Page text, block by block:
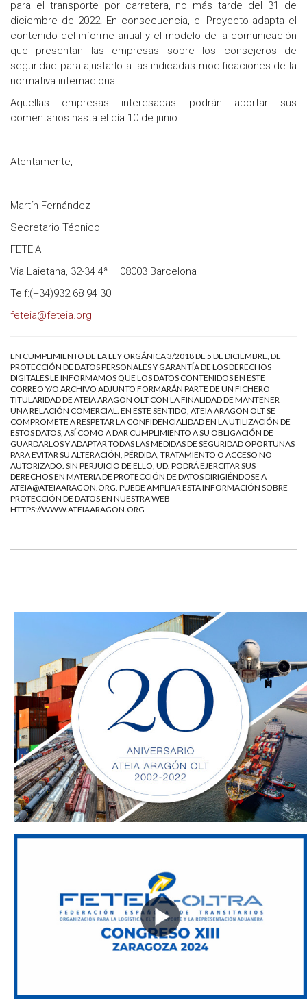
para el transporte por carretera, no más tarde del 31 de
diciembre de 2022. En consecuencia, el Proyecto adapta el
contenido del informe anual y el modelo de la comunicación
que presentan las empresas sobre los consejeros de
seguridad para ajustarlo a las indicadas modificaciones de la
normativa internacional.
Aquellas empresas interesadas podrán aportar sus
comentarios hasta el día 10 de junio.
Atentamente,
Martín Fernández
Secretario Técnico
FETEIA
Via Laietana, 32-34 4ª – 08003 Barcelona
Telf:(+34)932 68 94 30
feteia@feteia.org
EN CUMPLIMIENTO DE LA LEY ORGÁNICA 3/2018 DE 5 DE DICIEMBRE, DE
PROTECCIÓN DE DATOS PERSONALES Y GARANTÍA DE LOS DERECHOS
DIGITALES LE INFORMAMOS QUE LOS DATOS CONTENIDOS EN ESTE
CORREO Y/O ARCHIVO ADJUNTO FORMARÁN PARTE DE UN FICHERO
TITULARIDAD DE ATEIA ARAGON OLT CON LA FINALIDAD DE MANTENER
UNA RELACIÓN COMERCIAL. EN ESTE SENTIDO, ATEIA ARAGON OLT SE
COMPROMETE A RESPETAR LA CONFIDENCIALIDAD EN LA UTILIZACIÓN DE
ESTOS DATOS, ASÍ COMO A DAR CUMPLIMIENTO A SU OBLIGACIÓN DE
GUARDARLOS Y ADAPTAR TODAS LAS MEDIDAS DE SEGURIDAD OPORTUNAS
PARA EVITAR SU ALTERACIÓN, PÉRDIDA, TRATAMIENTO O ACCESO NO
AUTORIZADO. SIN PERJUICIO DE ELLO, UD. PODRÁ EJERCITAR SUS
DERECHOS EN MATERIA DE PROTECCIÓN DE DATOS DIRIGIÉNDOSE A
ATEIA@ATEIAARAGON.ORG. PUEDE AMPLIAR ESTA INFORMACIÓN SOBRE
PROTECCIÓN DE DATOS EN NUESTRA WEB
HTTPS://WWW.ATEIAARAGON.ORG